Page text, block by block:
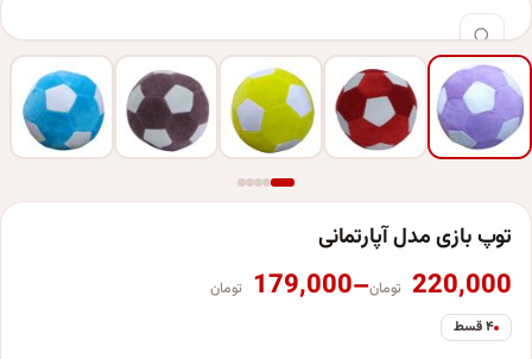
توپ بازی مدل آپارتمانی
220,000 تومان–
179,000 تومان Price range: 179,000 تومان through 220,000 تومان
۴ قسط